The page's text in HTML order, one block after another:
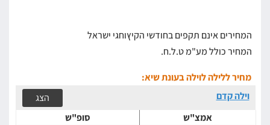
המחירים אינם תקפים בחודשי הקיץוחגי ישראל
המחיר כולל מע"מ ט.ל.ח.
מחיר ללילה לוילה בעונת שיא:
וילה קדם
הצג
אמצ"ש
סופ"ש